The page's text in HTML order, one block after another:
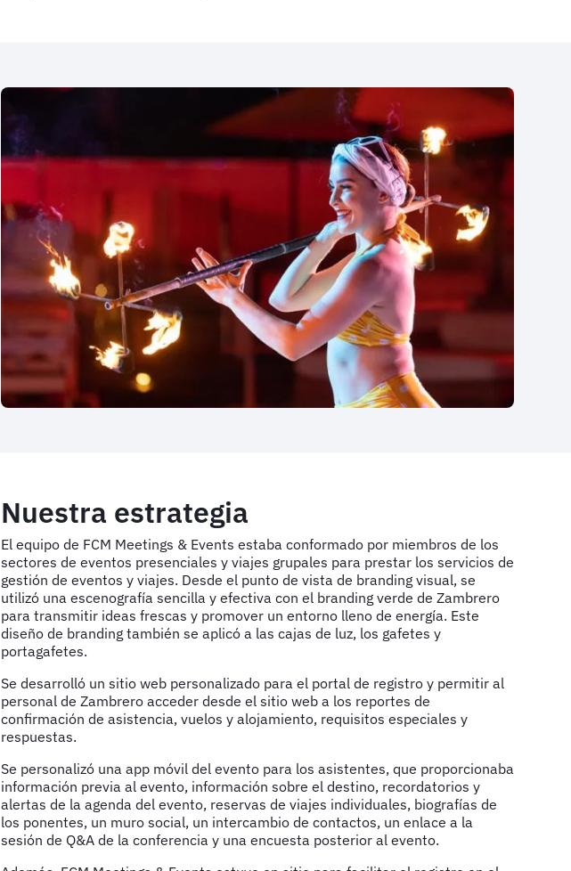
Nuestra estrategia
El equipo de FCM Meetings & Events estaba conformado por miembros de los
sectores de eventos presenciales y viajes grupales para prestar los servicios de
gestión de eventos y viajes. Desde el punto de vista de branding visual, se
utilizó una escenografía sencilla y efectiva con el branding verde de Zambrero
para transmitir ideas frescas y promover un entorno lleno de energía. Este
diseño de branding también se aplicó a las cajas de luz, los gafetes y
portagafetes.
Se desarrolló un sitio web personalizado para el portal de registro y permitir al
personal de Zambrero acceder desde el sitio web a los reportes de
confirmación de asistencia, vuelos y alojamiento, requisitos especiales y
respuestas.
Se personalizó una app móvil del evento para los asistentes, que proporcionaba
información previa al evento, información sobre el destino, recordatorios y
alertas de la agenda del evento, reservas de viajes individuales, biografías de
los ponentes, un muro social, un intercambio de contactos, un enlace a la
sesión de Q&A de la conferencia y una encuesta posterior al evento.